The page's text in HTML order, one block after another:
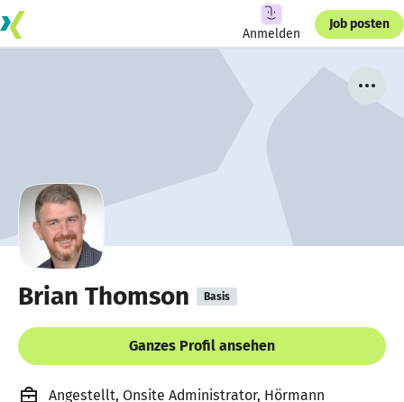
Anmelden
Job posten
Brian Thomson Basis
Ganzes Profil ansehen
Angestellt, Onsite Administrator, Hörmann